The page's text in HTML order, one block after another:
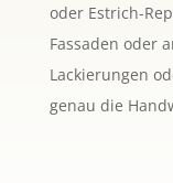
oder Estrich-
Fassaden oder
Lackierungen
genau die